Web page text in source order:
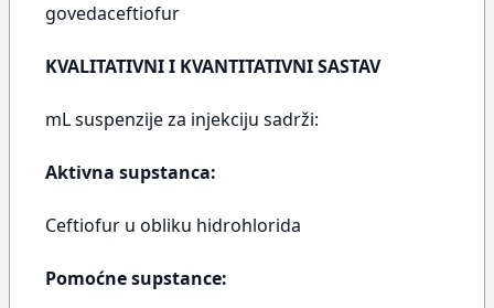
govedaceftiofur
KVALITATIVNI I KVANTITATIVNI SASTAV
mL suspenzije za injekciju sadrži:
Aktivna supstanca:
Ceftiofur u obliku hidrohlorida
Pomoćne supstance: